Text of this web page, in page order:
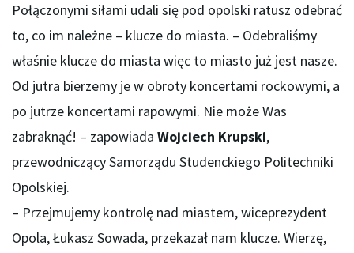
Połączonymi siłami udali się pod opolski ratusz odebrać
to, co im należne – klucze do miasta. – Odebraliśmy
właśnie klucze do miasta więc to miasto już jest nasze.
Od jutra bierzemy je w obroty koncertami rockowymi, a
po jutrze koncertami rapowymi. Nie może Was
zabraknąć! – zapowiada Wojciech Krupski,
przewodniczący Samorządu Studenckiego Politechniki
Opolskiej.
– Przejmujemy kontrolę nad miastem, wiceprezydent
Opola, Łukasz Sowada, przekazał nam klucze. Wierzę,